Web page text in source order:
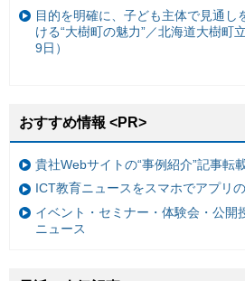
目的を明確に、子ども主体で見通
ける“大樹町の魅力”／北海道大樹町
9日）
おすすめ情報 <PR>
貴社Webサイトの“事例紹介”記事転
ICT教育ニュースをスマホでアプリ
イベント・セミナー・体験会・公開
ニュース